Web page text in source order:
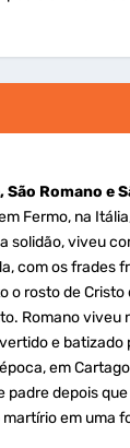
São Romano e
Fermo, na
solidão, viveu
com os frades
o rosto de
Romano viveu
e batizado
em
padre depois
em uma